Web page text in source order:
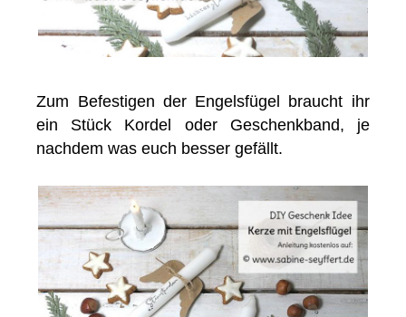
Zum Befestigen der Engelsfügel braucht ihr
ein Stück Kordel oder Geschenkband, je
nachdem was euch besser gefällt.